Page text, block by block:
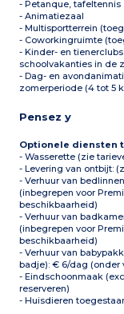
- Petanque, tafeltennis
- Animatiezaal
- Multisportterrein
- Coworkingruimte
- Kinder- en
schoolvakanties in de
- Dag- en
zomerperiode (4 tot 5
Pensez y
Optionele diensten
- Wasserette (zie
- Levering van ontbijt:
- Verhuur van
(inbegrepen voor
beschikbaarheid)
- Verhuur van
(inbegrepen voor
beschikbaarheid)
- Verhuur van
badje): € 6/dag (onder
- Eindschoonmaak
reserveren)
- Huisdieren